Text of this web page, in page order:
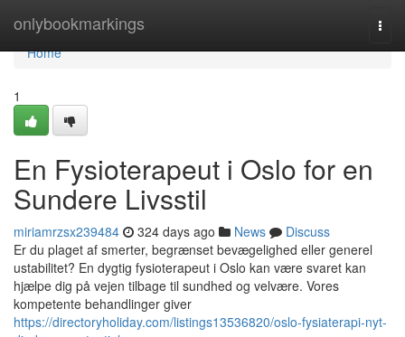
onlybookmarkings
Home
Home
1
En Fysioterapeut i Oslo for en
Sundere Livsstil
miriamrzsx239484 324 days ago News
Discuss
Er du plaget af smerter, begrænset bevægelighed eller generel
ustabilitet? En dygtig fysioterapeut i Oslo kan være svaret kan
hjælpe dig på vejen tilbage til sundhed og velvære. Vores
kompetente behandlinger giver
https://directoryholiday.com/listings13536820/oslo-fysiaterapi-nyt-